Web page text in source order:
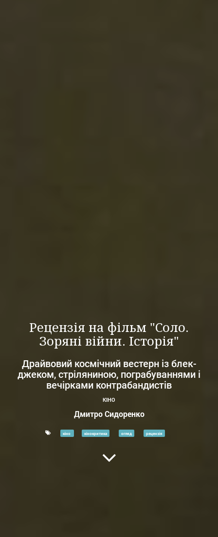
Рецензія на фільм "Соло.
Зоряні війни. Історія"
Драйвовий космічний вестерн із блек-
джеком, стріляниною, пограбуваннями і
вечірками контрабандистів
КІНО
Дмитро Сидоренко
кіно кінокритика огляд рецензія